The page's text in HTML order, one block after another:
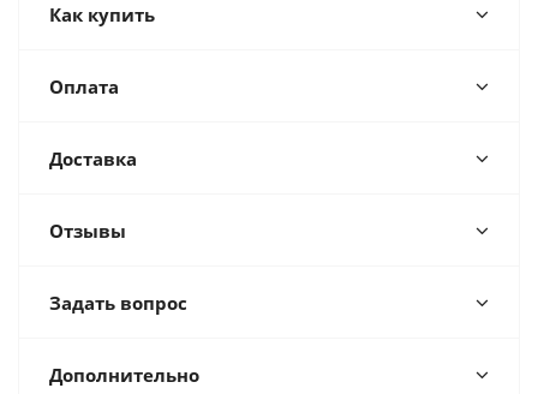
Как купить
Оплата
Доставка
Отзывы
Задать вопрос
Дополнительно